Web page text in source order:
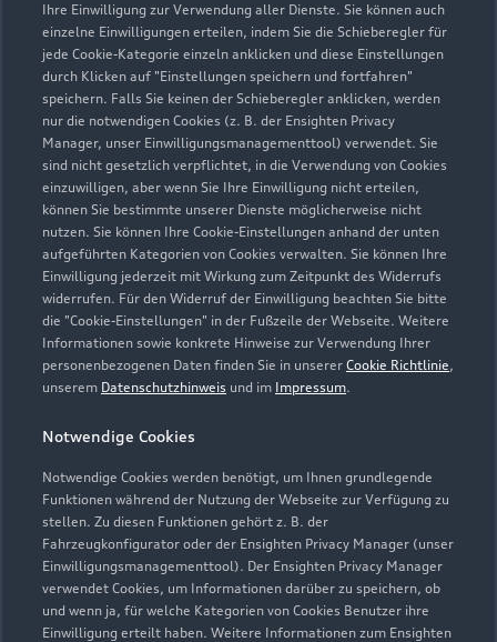
Ihre Einwilligung zur Verwendung aller Dienste. Sie können auch
einzelne Einwilligungen erteilen, indem Sie die Schieberegler für
jede Cookie-Kategorie einzeln anklicken und diese Einstellungen
durch Klicken auf "Einstellungen speichern und fortfahren"
speichern. Falls Sie keinen der Schieberegler anklicken, werden
nur die notwendigen Cookies (z. B. der Ensighten Privacy
Manager, unser Einwilligungsmanagementtool) verwendet. Sie
sind nicht gesetzlich verpflichtet, in die Verwendung von Cookies
einzuwilligen, aber wenn Sie Ihre Einwilligung nicht erteilen,
können Sie bestimmte unserer Dienste möglicherweise nicht
nutzen. Sie können Ihre Cookie-Einstellungen anhand der unten
aufgeführten Kategorien von Cookies verwalten. Sie können Ihre
Einwilligung jederzeit mit Wirkung zum Zeitpunkt des Widerrufs
widerrufen. Für den Widerruf der Einwilligung beachten Sie bitte
die "Cookie-Einstellungen" in der Fußzeile der Webseite. Weitere
Informationen sowie konkrete Hinweise zur Verwendung Ihrer
personenbezogenen Daten finden Sie in unserer Cookie Richtlinie,
unserem Datenschutzhinweis und im Impressum.
Notwendige Cookies
Notwendige Cookies werden benötigt, um Ihnen grundlegende
Funktionen während der Nutzung der Webseite zur Verfügung zu
stellen. Zu diesen Funktionen gehört z. B. der
Fahrzeugkonfigurator oder der Ensighten Privacy Manager (unser
Einwilligungsmanagementtool). Der Ensighten Privacy Manager
verwendet Cookies, um Informationen darüber zu speichern, ob
und wenn ja, für welche Kategorien von Cookies Benutzer ihre
Einwilligung erteilt haben. Weitere Informationen zum Ensighten
Wasserburger Landstraße 69
81825 München
089 8965500
info.trudering@muenchen.audi
Kontaktdaten herunterladen
Öffnungszeiten
Geschlossen
08:00
Service
Geschlossen,öffnet amDonnerstag
07:00